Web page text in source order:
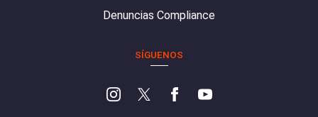
Denuncias Compliance
SÍGUENOS